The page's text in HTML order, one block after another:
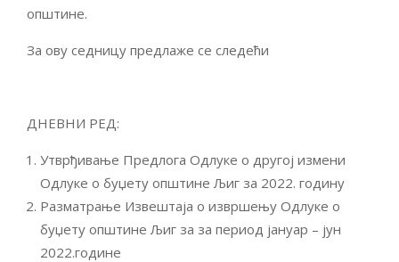
општине.
За ову седницу предлаже се следећи
ДНЕВНИ РЕД:
Утврђивање Предлога Одлуке о другој измени
Одлуке о буџету општине Љиг за 2022. годину
Разматрање Извештаја о извршењу Одлуке о
буџету општине Љиг за за период јануар – јун
2022.године